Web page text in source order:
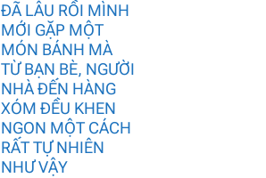
ĐÃ LÂU RỒI MÌNH
MỚI GẶP MỘT
MÓN BÁNH MÀ
TỪ BẠN BÈ, NGƯỜI
NHÀ ĐẾN HÀNG
XÓM ĐỀU KHEN
NGON MỘT CÁCH
RẤT TỰ NHIÊN
NHƯ VẬY